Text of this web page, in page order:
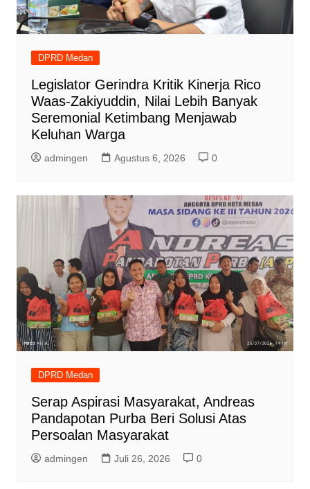
DPRD Medan
Legislator Gerindra Kritik Kinerja Rico
Waas-Zakiyuddin, Nilai Lebih Banyak
Seremonial Ketimbang Menjawab
Keluhan Warga
admingen Agustus 6, 2026 0
DPRD Medan
Serap Aspirasi Masyarakat, Andreas
Pandapotan Purba Beri Solusi Atas
Persoalan Masyarakat
admingen Juli 26, 2026 0